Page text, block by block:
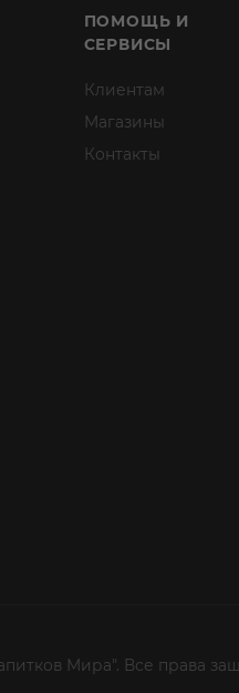
ПОМОЩЬ И
СЕРВИСЫ
Клиентам
Магазины
Контакты
Мира". Все права